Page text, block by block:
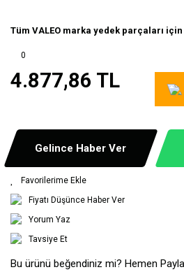
Tüm VALEO marka yedek parçaları için
0
4.877,86 TL
Gelince Haber Ver
Fiyatı Düşünce Haber Ver
Yorum Yaz
Tavsiye Et
Bu ürünü beğendiniz mi? Hemen